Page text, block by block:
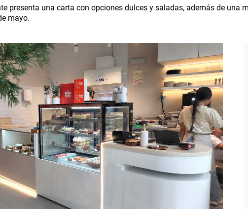
presenta una carta con opciones dulces y saladas, además de una
mayo.